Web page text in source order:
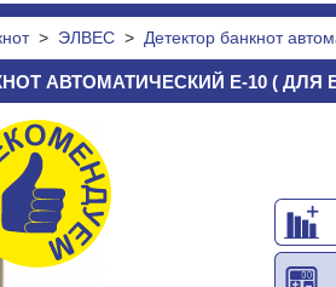
> ЭЛВЕС > Детектор банкнот
АВТОМАТИЧЕСКИЙ Е-10 ( ДЛЯ